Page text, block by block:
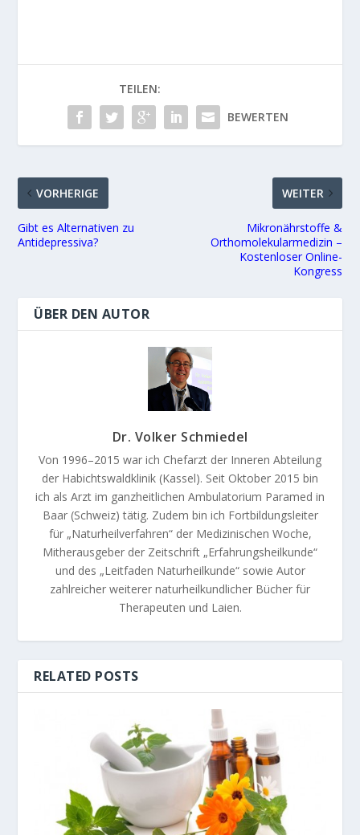
TEILEN:
BEWERTEN
VORHERIGE
Gibt es Alternativen zu
Antidepressiva?
WEITER
Mikronährstoffe &
Orthomolekularmedizin –
Kostenloser Online-
Kongress
ÜBER DEN AUTOR
Dr. Volker Schmiedel
Von 1996–2015 war ich Chefarzt der Inneren Abteilung
der Habichtswaldklinik (Kassel). Seit Oktober 2015 bin
ich als Arzt im ganzheitlichen Ambulatorium Paramed in
Baar (Schweiz) tätig. Zudem bin ich Fortbildungsleiter
für „Naturheilverfahren“ der Medizinischen Woche,
Mitherausgeber der Zeitschrift „Erfahrungsheilkunde“
und des „Leitfaden Naturheilkunde“ sowie Autor
zahlreicher weiterer naturheilkundlicher Bücher für
Therapeuten und Laien.
RELATED POSTS